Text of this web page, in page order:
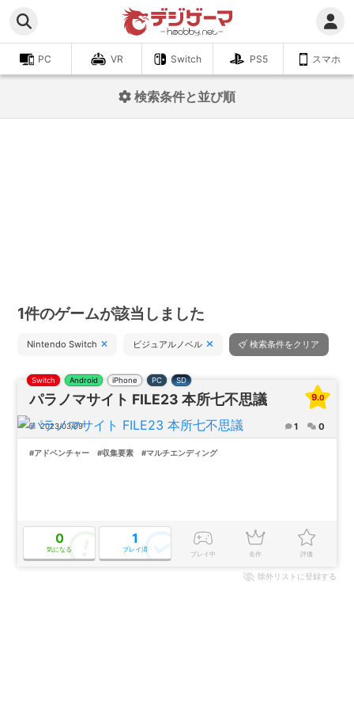
PC VR Switch PS5 スマホ
1件のゲームが該当しました
Nintendo Switch ビジュアルノベル 検索条件をクリア
パラノマサイト FILE23 本所七不思議
Switch Android iPhone PC
SD
9.0
2023/03/09 1 0
#アドベンチャー #収集要素 #マルチエンディング
0
気になる
1
プレイ済
プレイ中 名作 評価
除外リストに登録する
検索条件と並び順